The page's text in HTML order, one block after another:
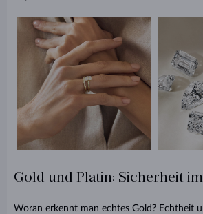
Gold und Platin: Sicherheit
Woran erkennt man echtes Gold? Echtheit